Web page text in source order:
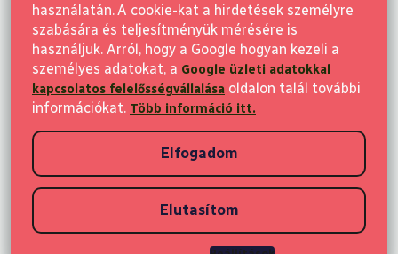
használatán. A cookie-kat a hirdetések személyre
szabására és teljesítményük mérésére is
használjuk. Arról, hogy a Google hogyan kezeli a
személyes adatokat, a Google üzleti adatokkal
kapcsolatos felelősségvállalása oldalon talál további
információkat. Több információ itt.
Elutasítom
Elfogadom
Vásárlás
Vásárlási információk
Copyright 2026Elvisia. Minden jog fenntartva.